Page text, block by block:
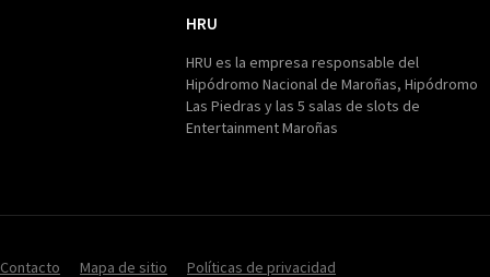
HRU
HRU es la empresa responsable del
Hipódromo Nacional de Maroñas, Hipódromo
Las Piedras y las 5 salas de slots de
Entertainment Maroñas
Contacto Mapa de sitio Políticas de privacidad